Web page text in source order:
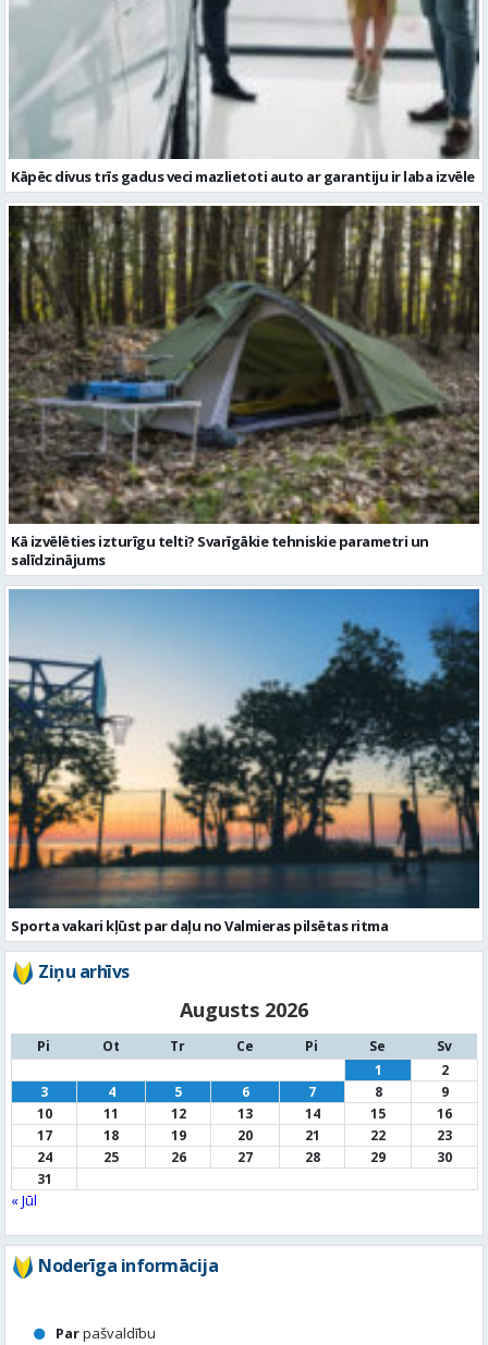
Kāpēc divus trīs gadus veci mazlietoti auto ar garantiju ir laba izvēle
Kā izvēlēties izturīgu telti? Svarīgākie tehniskie parametri un
salīdzinājums
Sporta vakari kļūst par daļu no Valmieras pilsētas ritma
Ziņu arhīvs
Augusts 2026
Pi Ot Tr Ce Pi Se
Sv
1
2
3
4 5 6 7 8
9
10
11 12 13 14 15
16
17
18 19 20 21 22
23
24
25 26 27 28 29
30
31
« Jūl
Noderīga informācija
Parpašvaldību